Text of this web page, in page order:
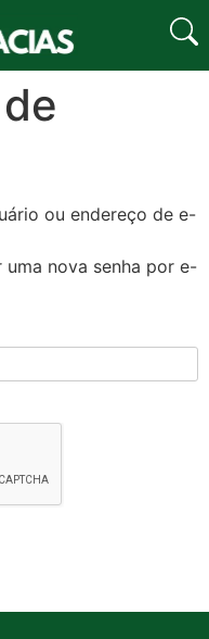
ou endereço de e-
nova senha por e-